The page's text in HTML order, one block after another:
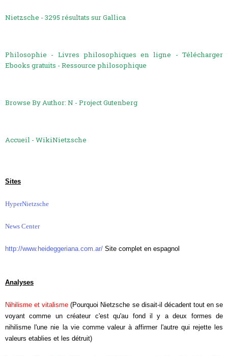
Nietzsche - 3295 résultats sur Gallica
Philosophie - Livres philosophiques en ligne - Télécharger
Ebooks gratuits - Ressource philosophique
Browse By Author: N - Project Gutenberg
Accueil - WikiNietzsche
Sites
HyperNietzsche
News Center
http://www.heideggeriana.com.ar/ Site complet en espagnol
Analyses
Nihilisme et vitalisme (Pourquoi Nietzsche se disait-il décadent tout en se
voyant comme un créateur c'est qu'au fond il y a deux formes de
nihilisme l'une nie la vie comme valeur à affirmer l'autre qui rejette les
valeurs etablies et les détruit)